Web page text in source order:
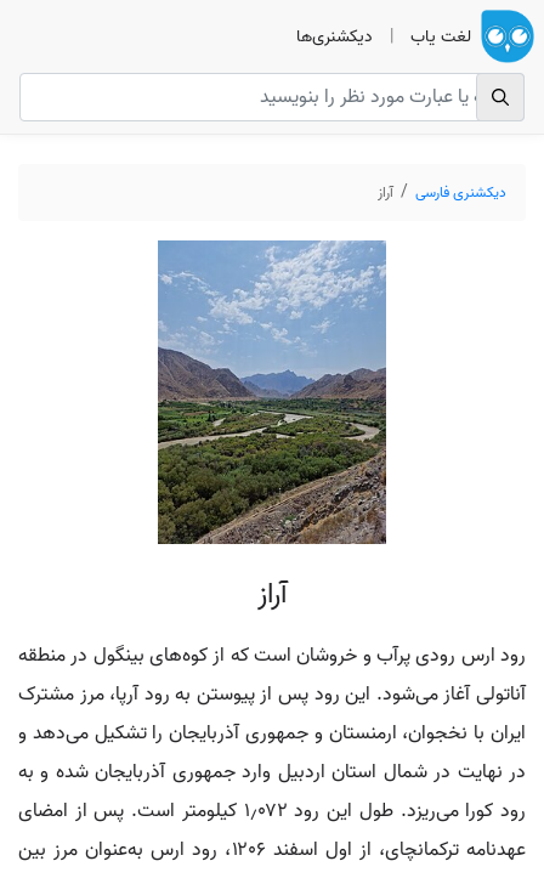
لغت یاب | دیکشنری‌ها
دیکشنری فارسی آراز
آراز
رود ارس رودی پرآب و خروشان است که از کوه‌های بینگول در منطقه
آناتولی آغاز می‌شود. این رود پس از پیوستن به رود آرپا، مرز مشترک
ایران با نخجوان، ارمنستان و جمهوری آذربایجان را تشکیل می‌دهد و
در نهایت در شمال استان اردبیل وارد جمهوری آذربایجان شده و به
رود کورا می‌ریزد. طول این رود ۱٫۰۷۲ کیلومتر است. پس از امضای
عهدنامه ترکمانچای، از اول اسفند ۱۲۰۶، رود ارس به‌عنوان مرز بین